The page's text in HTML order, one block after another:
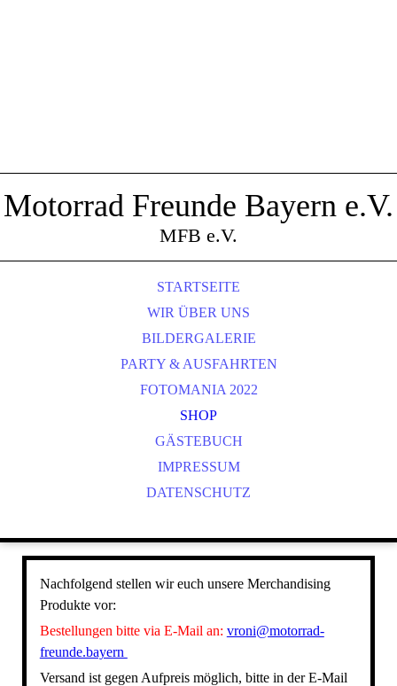
Motorrad Freunde Bayern e.V.
MFB e.V.
STARTSEITE
WIR ÜBER UNS
BILDERGALERIE
PARTY & AUSFAHRTEN
FOTOMANIA 2022
SHOP
GÄSTEBUCH
IMPRESSUM
DATENSCHUTZ
Nachfolgend stellen wir euch unsere Merchandising
Produkte vor:
Bestellungen bitte via E-Mail an: vroni@motorrad-
freunde.bayern
Versand ist gegen Aufpreis möglich, bitte in der E-Mail